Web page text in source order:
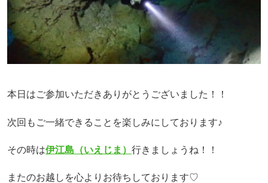
本日はご参加いただきありがとうございました！！
次回もご一緒できることを楽しみにしております♪
その時は伊江島（いえじま） 行きましょうね！！
またのお越しを心よりお待ちしております♡